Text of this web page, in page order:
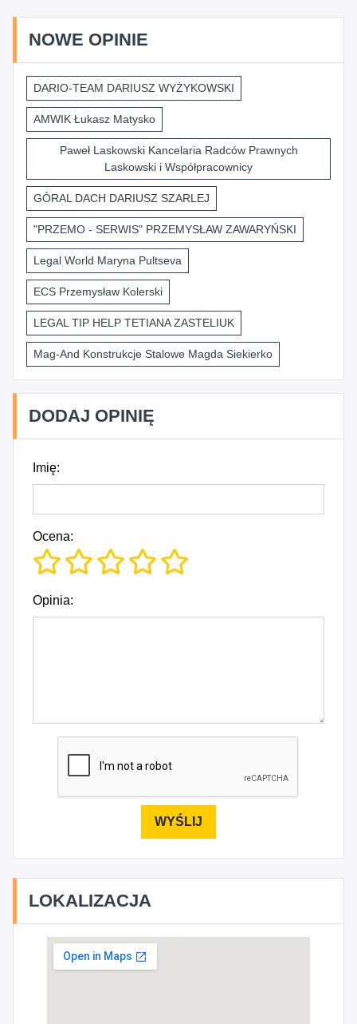
NOWE OPINIE
DARIO-TEAM DARIUSZ WYŻYKOWSKI
AMWIK Łukasz Matysko
Paweł Laskowski Kancelaria Radców Prawnych
Laskowski i Współpracownicy
GÓRAL DACH DARIUSZ SZARLEJ
"PRZEMO - SERWIS" PRZEMYSŁAW ZAWARYŃSKI
Legal World Maryna Pultseva
ECS Przemysław Kolerski
LEGAL TIP HELP TETIANA ZASTELIUK
Mag-And Konstrukcje Stalowe Magda Siekierko
DODAJ OPINIĘ
Imię:
Ocena:
Opinia:
LOKALIZACJA